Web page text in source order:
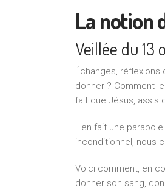
La notion
Veillée du 13
Échanges, réflexions
donner ? Comment
fait que Jésus, assis
Il en fait une
inconditionnel, nous
Voici comment, en
donner son sang,